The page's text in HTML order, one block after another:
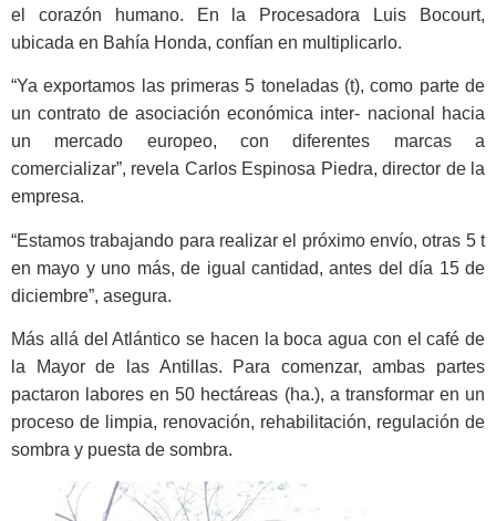
el corazón humano. En la Procesadora Luis Bocourt,
ubicada en Bahía Honda, confían en multiplicarlo.
“Ya exportamos las primeras 5 toneladas (t), como parte de
un contrato de asociación económica inter- nacional hacia
un mercado europeo, con diferentes marcas a
comercializar”, revela Carlos Espinosa Piedra, director de la
empresa.
“Estamos trabajando para realizar el próximo envío, otras 5 t
en mayo y uno más, de igual cantidad, antes del día 15 de
diciembre”, asegura.
Más allá del Atlántico se hacen la boca agua con el café de
la Mayor de las Antillas. Para comenzar, ambas partes
pactaron labores en 50 hectáreas (ha.), a transformar en un
proceso de limpia, renovación, rehabilitación, regulación de
sombra y puesta de sombra.